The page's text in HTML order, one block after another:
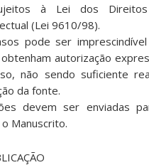
à Lei dos
(Lei 9610/98).
pode ser
autorização
não sendo suficiente
da fonte.
devem ser enviadas
Manuscrito.